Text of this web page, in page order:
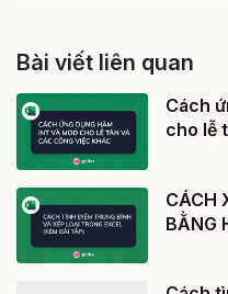
Bài viết liên quan
Cách
cho lễ
CÁCH
BẰNG